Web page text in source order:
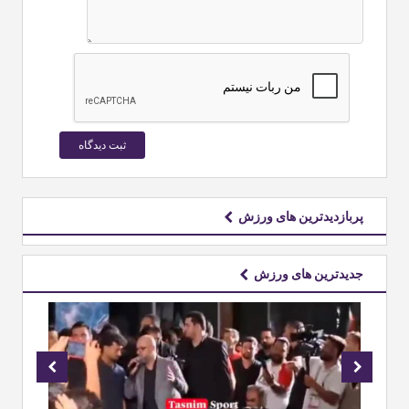
پربازدیدترین های ورزش
جدیدترین های ورزش